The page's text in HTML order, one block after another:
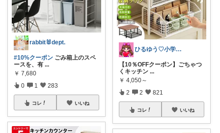
rabbit🐰dept.
#10%クーポン ごみ箱上のスペ
ースを、有 ...
￥ 7,680
0 1 283
コレ いいね
ひるゆう♡小学生2児ママ
【10％OFFクーポン】ごちゃつ
くキッチン ...
￥ 4,050～
2 2 821
コレ いいね